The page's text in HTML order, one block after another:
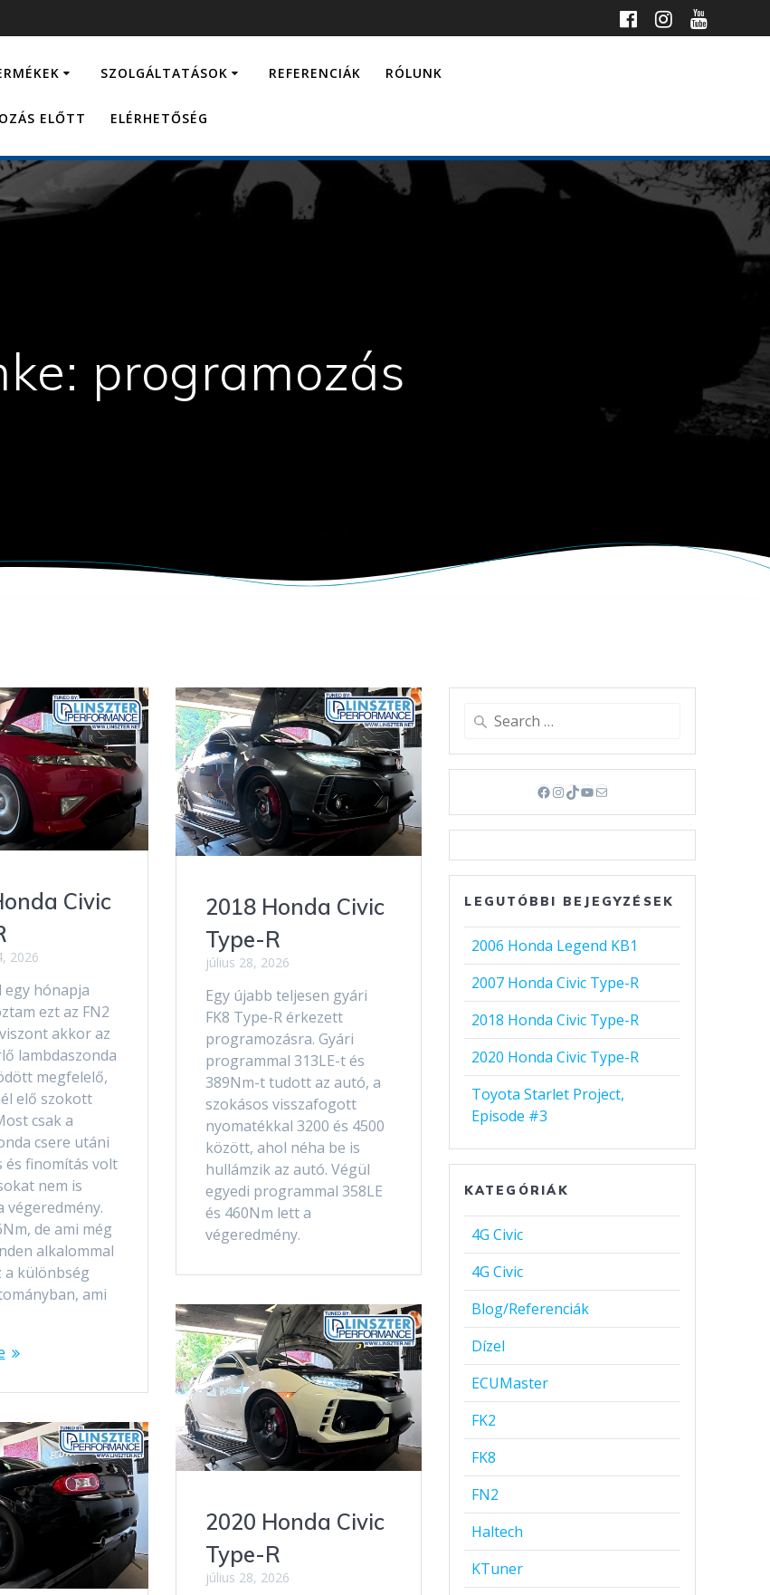
SZOLGÁLTATÁSOK REFERENCIÁK RÓLUNK
ELŐTT ELÉRHETŐSÉG
programozás
Civic
2026
egy hónapja
ezt az FN2
akkor az
lambdaszonda
megfelelő,
elő szokott
csak a
csere utáni
és finomítás volt
nem is
végeredmény.
de ami még
alkalommal
a különbség
ami
2018 Honda Civic
Type-R
július 28, 2026
Egy újabb teljesen gyári
FK8 Type-R érkezett
programozásra. Gyári
programmal 313LE-t és
389Nm-t tudott az autó, a
szokásos visszafogott
nyomatékkal 3200 és 4500
között, ahol néha be is
hullámzik az autó. Végül
egyedi programmal 358LE
és 460Nm lett a
végeredmény.
2020 Honda Civic
Type-R
július 28, 2026
Search
Facebook
Instagram
TikTok
YouTube
Mail
LEGUTÓBBI BEJEGYZÉSEK
2006 Honda Legend KB1
2007 Honda Civic Type-R
2018 Honda Civic Type-R
2020 Honda Civic Type-R
Toyota Starlet Project,
Episode #3
KATEGÓRIÁK
4G Civic
4G Civic
Blog/Referenciák
Dízel
ECUMaster
FK2
FK8
FN2
Haltech
KTuner